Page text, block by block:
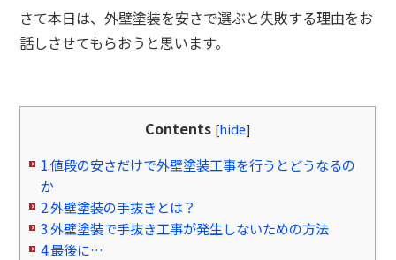
さて本日は、外壁塗装を安さで選ぶと失敗する理由をお
話しさせてもらおうと思います。
Contents [hide]
1.値段の安さだけで外壁塗装工事を行うとどうなるの
か
2.外壁塗装の手抜きとは？
3.外壁塗装で手抜き工事が発生しないための方法
4.最後に…